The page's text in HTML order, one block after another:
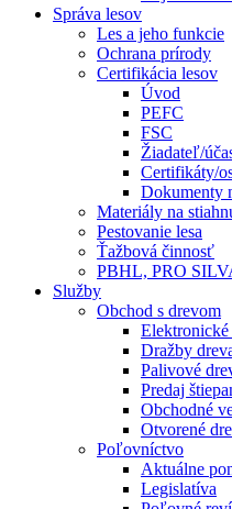
Správa lesov
Les a jeho funkcie
Ochrana prírody
Certifikácia lesov
Úvod
PEFC
FSC
Žiadateľ/
Certifikáty/
Dokumenty
Materiály na
Pestovanie lesa
Ťažbová činnosť
PBHL, PRO
Služby
Obchod s drevom
Elektronické
Dražby
Palivové
Predaj
Obchodné
Otvorené
Poľovníctvo
Aktuálne
Legislatíva